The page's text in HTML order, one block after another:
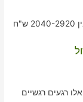
רגעים רגשיים